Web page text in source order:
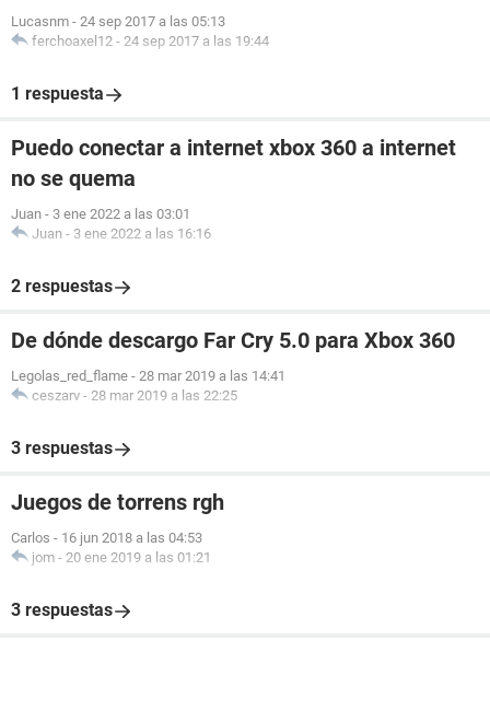
Lucasnm - 24 sep 2017 a las 05:13
ferchoaxel12 - 24 sep 2017 a las 19:44
1 respuesta
Puedo conectar a internet xbox 360 a internet
no se quema
Juan - 3 ene 2022 a las 03:01
Juan - 3 ene 2022 a las 16:16
2 respuestas
De dónde descargo Far Cry 5.0 para Xbox 360
Legolas_red_flame - 28 mar 2019 a las 14:41
ceszarv - 28 mar 2019 a las 22:25
3 respuestas
Juegos de torrens rgh
Carlos - 16 jun 2018 a las 04:53
jom - 20 ene 2019 a las 01:21
3 respuestas